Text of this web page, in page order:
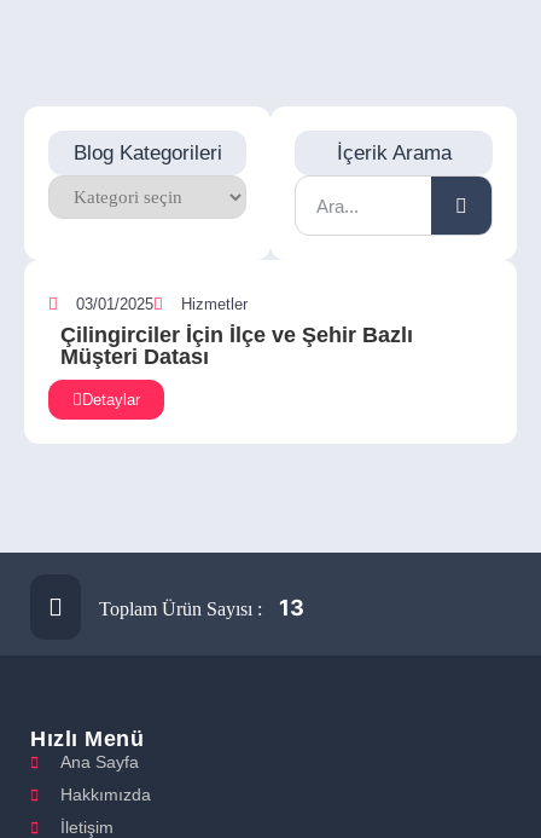
Blog Kategorileri İçerik Arama
03/01/2025 Hizmetler
Çilingirciler İçin İlçe ve Şehir Bazlı
Müşteri Datası
Detaylar
Toplam Ürün Sayısı : 13
Hızlı Menü
Ana Sayfa
Hakkımızda
İletişim